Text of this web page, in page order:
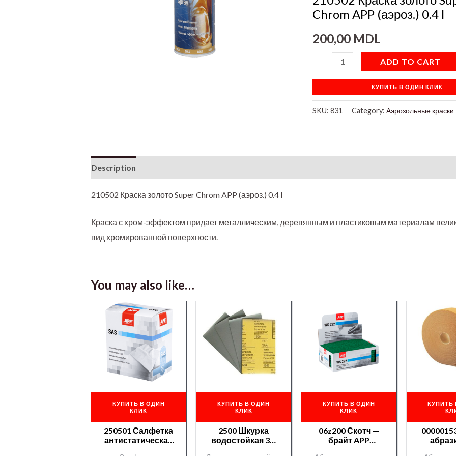
Chrom APP (аэроз.) 0.4 l
200,00 MDL
(аэроз.)
l
quantity
ADD TO CART
КУПИТЬ В ОДИН КЛИК
SKU:831 Category:Аэрозольные краски
Description
210502 Краска золото Super Chrom APP (аэроз.) 0.4 l
Краска с хром-эффектом придает металлическим, деревянным и пластиковым материалам
вид хромированной поверхности.
You may also like…
КУПИТЬ В ОДИН
КЛИК
250501 Салфетка
антистатическая
КУПИТЬ В ОДИН
КЛИК
2500 Шкурка
водостойкая 3М
КУПИТЬ В ОДИН
КЛИК
06z200 Скотч —
брайт APP
КУПИТЬ